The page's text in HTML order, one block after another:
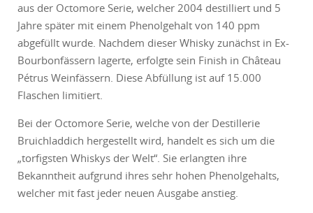
aus der Octomore Serie, welcher 2004 destilliert und 5
Jahre später mit einem Phenolgehalt von 140 ppm
abgefüllt wurde. Nachdem dieser Whisky zunächst in Ex-
Bourbonfässern lagerte, erfolgte sein Finish in Château
Pétrus Weinfässern. Diese Abfüllung ist auf 15.000
Flaschen limitiert.
Bei der Octomore Serie, welche von der Destillerie
Bruichladdich hergestellt wird, handelt es sich um die
„torfigsten Whiskys der Welt“. Sie erlangten ihre
Bekanntheit aufgrund ihres sehr hohen Phenolgehalts,
welcher mit fast jeder neuen Ausgabe anstieg.